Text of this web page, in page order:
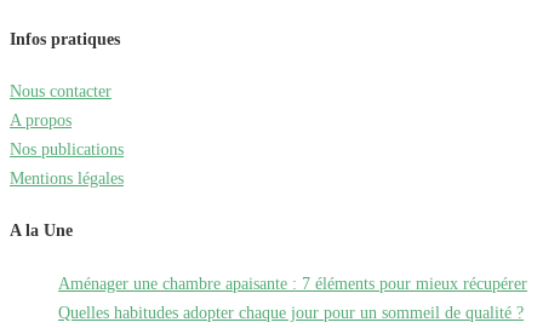
Infos pratiques
Nous contacter
A propos
Nos publications
Mentions légales
A la Une
Aménager une chambre apaisante : 7 éléments pour mieux récupérer
Quelles habitudes adopter chaque jour pour un sommeil de qualité ?